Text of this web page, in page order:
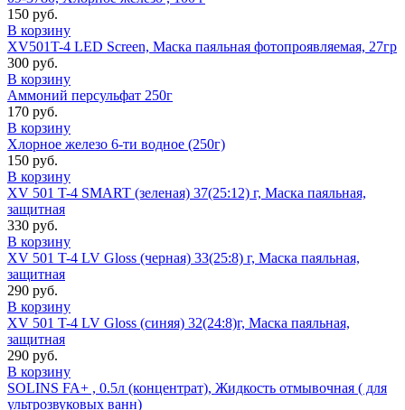
150 руб.
В корзину
XV501T-4 LED Screen, Маска паяльная фотопроявляемая, 27гр
300 руб.
В корзину
Аммоний персульфат 250г
170 руб.
В корзину
Хлорное железо 6-ти водное (250г)
150 руб.
В корзину
XV 501 T-4 SMART (зеленая) 37(25:12) г, Маска паяльная,
защитная
330 руб.
В корзину
XV 501 T-4 LV Gloss (черная) 33(25:8) г, Маска паяльная,
защитная
290 руб.
В корзину
XV 501 T-4 LV Gloss (синяя) 32(24:8)г, Маска паяльная,
защитная
290 руб.
В корзину
SOLINS FA+ , 0.5л (концентрат), Жидкость отмывочная ( для
ультрозвуковых ванн)